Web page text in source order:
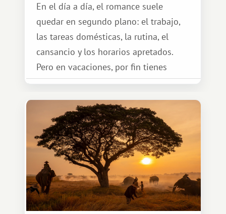
En el día a día, el romance suele
quedar en segundo plano: el trabajo,
las tareas domésticas, la rutina, el
cansancio y los horarios apretados.
Pero en vacaciones, por fin tienes
espacio para dos y ganas de hacer algo
especial por tu pareja. No tiene por
qué ser algo grandioso, pero sí algo
cálido y memorable.